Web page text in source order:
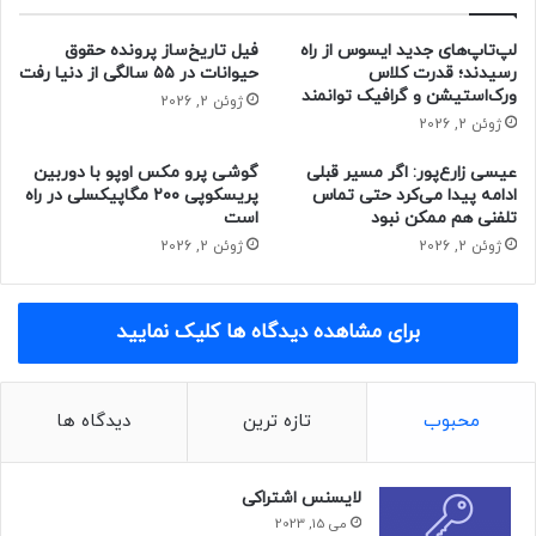
پشتیبانی از احراز هویت دو مرحله ای
احراز هویت دو مرحله ای (2FA) یک ویژگی اضافی است که لایه
امنیتی دیگری را از طریق تأیید دو مرحله ای به کیف پول شما
اضافه می کند. این آپشن در همه کیف پول ها وجود ندارد. با این
حال، با پیشرفت روزافزون فناوری، بیشتر کیف پول های بیت کوین
از این ویژگی استفاده می کنند.
اعتبار و شهرت کیف پول بیت کوین
یک کیف پول معتبر بیت کوین از عملکرد خوب محصول خود به
عموم کاربران اطمینان داده و استانداردهای امنیتی را در بالاترین
سطح حفظ می کند. از این رو، قبل از اعتماد به اعتبار هر کیف
کیف پول در فضای کریپتو نقش مهمی در انتخاب یک کیف پول
ایده آل دارد.
قابلیت پشتیبان گیری از دارایی ها
لپ‌تاپ‌های جدید ایسوس از راه
رسیدند؛ قدرت کلاس
ورک‌استیشن و گرافیک توانمند
ژوئن 2, 2026
فیل تاریخ‌ساز پرونده حقوق
حیوانات در ۵۵ سالگی از دنیا رفت
ژوئن 2, 2026
عیسی زارع‌پور: اگر مسیر قبلی
ادامه پیدا می‌کرد حتی تماس
تلفنی هم ممکن نبود
ژوئن 2, 2026
گوشی پرو مکس اوپو با دوربین
پریسکوپی ۲۰۰ مگاپیکسلی در راه
است
ژوئن 2, 2026
برای مشاهده دیدگاه ها کلیک نمایید
محبوب تازه ترین دیدگاه ها
لایسنس اشتراکی
می 15, 2023